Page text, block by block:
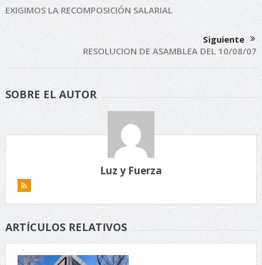
EXIGIMOS LA RECOMPOSICIÓN SALARIAL
Siguiente
RESOLUCION DE ASAMBLEA DEL 10/08/07
SOBRE EL AUTOR
Luz y Fuerza
ARTÍCULOS RELATIVOS